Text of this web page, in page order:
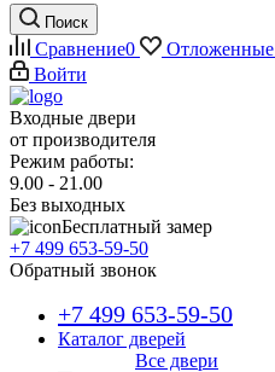
Поиск
Сравнение0 Отложенные
Войти
Входные двери
от производителя
Режим работы:
9.00 - 21.00
Без выходных
Бесплатный замер
+7 499 653-59-50
Обратный звонок
+7 499 653-59-50
Каталог дверей
Все двери